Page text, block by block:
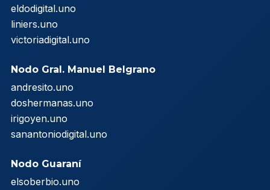
eldodigital.uno
liniers.uno
victoriadigital.uno
Nodo Gral. Manuel Belgrano
andresito.uno
doshermanas.uno
irigoyen.uno
sanantoniodigital.uno
Nodo Guaraní
elsoberbio.uno